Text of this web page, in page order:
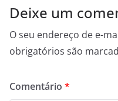
Deixe um
O seu endereço de e-
obrigatórios são
Comentário *